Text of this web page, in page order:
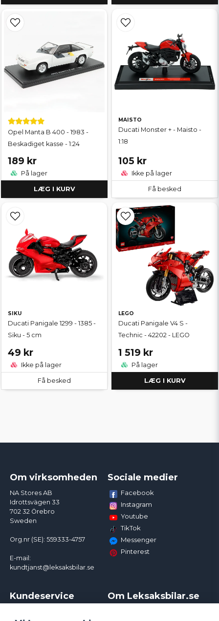
Opel Manta B 400 - 1983 -
Beskadiget kasse - 1:24
189 kr
På lager
LÆG I KURV
MAISTO
Ducati Monster + - Maisto -
1:18
105 kr
Ikke på lager
Få besked
SIKU
Ducati Panigale 1299 - 1385 -
Siku - 5 cm
49 kr
Ikke på lager
Få besked
LEGO
Ducati Panigale V4 S -
Technic - 42202 - LEGO
1 519 kr
På lager
LÆG I KURV
Om virksomheden
NA Stores AB
Idrottsvägen 33
702 32 Örebro
Sweden
Org.nr (SE): 559333-4757
E-mail:
kundtjanst@leksaksbilar.se
Sociale medier
Facebook
Instagram
Youtube
TikTok
Messenger
Pinterest
Kundeservice Om Leksaksbilar.se